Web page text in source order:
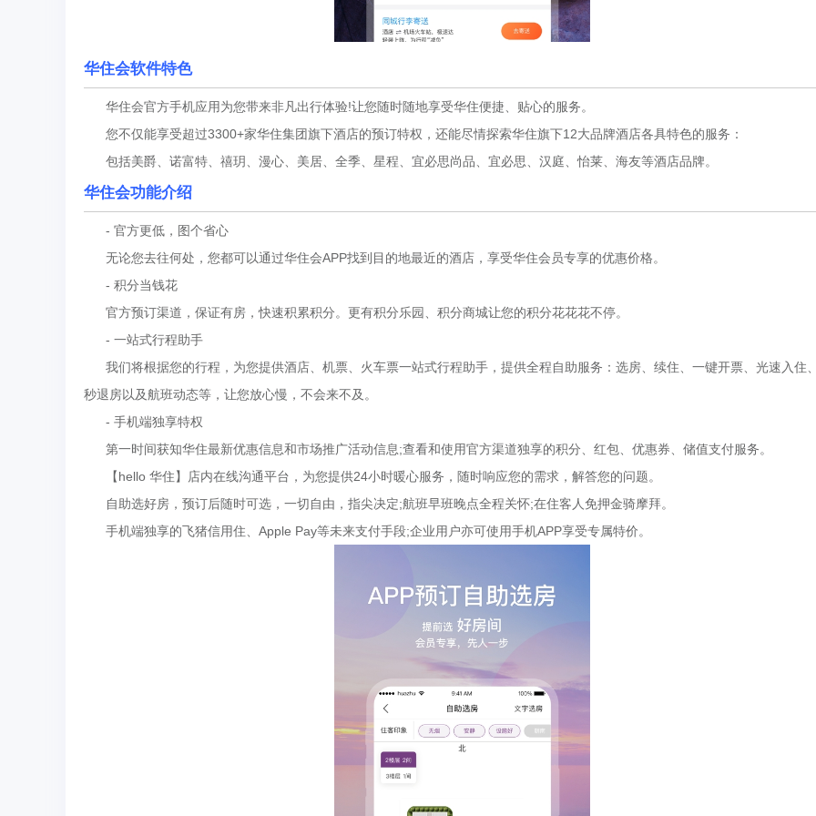
华住会软件特色
华住会官方手机应用为您带来非凡出行体验!让您随时随地享受华住便捷、贴心的服务。
您不仅能享受超过3300+家华住集团旗下酒店的预订特权，还能尽情探索华住旗下12大品牌酒店各具特色的服务：
包括美爵、诺富特、禧玥、漫心、美居、全季、星程、宜必思尚品、宜必思、汉庭、怡莱、海友等酒店品牌。
华住会功能介绍
- 官方更低，图个省心
无论您去往何处，您都可以通过华住会APP找到目的地最近的酒店，享受华住会员专享的优惠价格。
- 积分当钱花
官方预订渠道，保证有房，快速积累积分。更有积分乐园、积分商城让您的积分花花花不停。
- 一站式行程助手
我们将根据您的行程，为您提供酒店、机票、火车票一站式行程助手，提供全程自助服务：选房、续住、一键开票、光速入住
秒退房以及航班动态等，让您放心慢，不会来不及。
- 手机端独享特权
第一时间获知华住最新优惠信息和市场推广活动信息;查看和使用官方渠道独享的积分、红包、优惠券、储值支付服务。
【hello 华住】店内在线沟通平台，为您提供24小时暖心服务，随时响应您的需求，解答您的问题。
自助选好房，预订后随时可选，一切自由，指尖决定;航班早班晚点全程关怀;在住客人免押金骑摩拜。
手机端独享的飞猪信用住、Apple Pay等未来支付手段;企业用户亦可使用手机APP享受专属特价。